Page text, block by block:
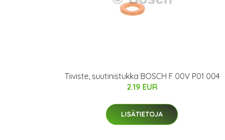
Tiiviste, suutinistukka BOSCH F 00V P01 004
2.19 EUR
LISÄTIETOJA